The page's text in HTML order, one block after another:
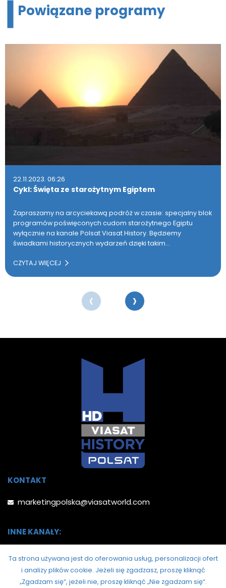
Powiązane programy
22.11.2023. 06:26
Cykl: Święta ze starożytnym Egiptem
Zapraszamy na arcyciekawą podróż w czasie: specjalny blok
programów poświęconych cudom starożytnego Egiptu
wyłącznie na kanale Polsat Viasat History. Będziemy
świadkami historycznych wydarzeń dzięki takim…
CZYTAJ WIĘCEJ
‹ ›
KONTAKT
marketingpolska@viasatworld.com
INNE KANAŁY:
Ta strona używana jest do oferowania usług, personalizacji ofert
i analizy plików cookie. Jeżeli się zgadzasz, proszę kliknąć
„Zgadzam się“, jeżeli nie, proszę kliknąć „Nie zgadzam się“.